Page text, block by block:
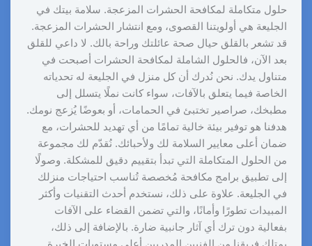
حلول متكاملة لمكافحة الحشرات المزعجة. سلامة بيتك في
الجليعة هي أولويتنا القصوى، ومع انتشار الحشرات المزعجة.
قد تشعر بالقلق حيال صحة عائلتك وراحة بالك. لا داعي للقلق
بعد الآن، فالحلول الشاملة لمكافحة الحشرات أصبحت في
متناول يدك. نحن نُدرك أن كل منزل في الجليعة له تحدياته
الخاصة فيما يتعلق بالآفات، سواء كانت نملًا يتسلل إلى
مطبخك، صراصير تختبئ في الحمامات، أو بعوضًا يُزعج نومك.
هدفنا هو توفير بيئة خالية تمامًا من أي تهديد للحشرات، مع
ضمان أعلى معايير السلامة لك ولأحبائك. نُقدّم لك مجموعة
من الحلول المتكاملة التي تبدأ بتقييم دقيق للمشكلة. وصولًا
إلى تطبيق برامج مكافحة مُخصصة تُناسب احتياجات منزلك
في الجليعة. علاوة على ذلك، نستخدم أحدث التقنيات وأكثر
المبيدات تطورًا وأمانًا، والتي تضمن القضاء على الآفات
بفعالية دون ترك أي آثار جانبية ضارة. بالإضافة إلى ذلك،